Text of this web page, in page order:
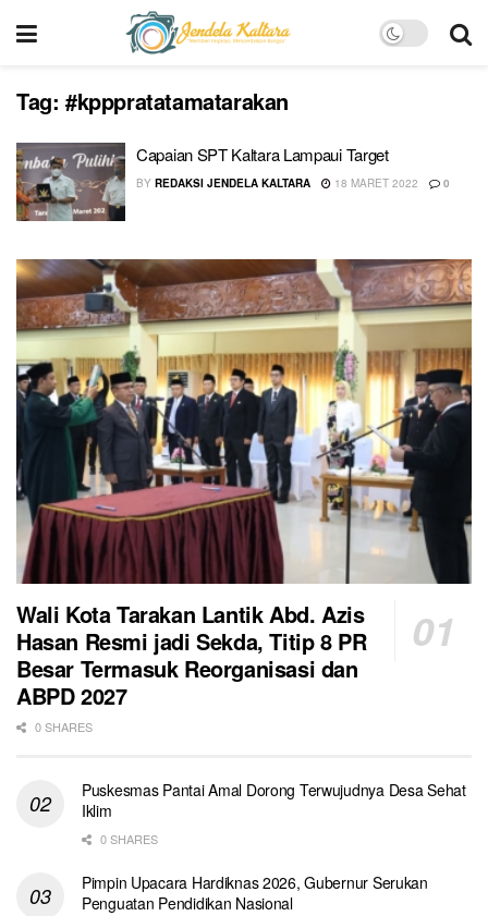
Tag: #kpppratatamatarakan
Capaian SPT Kaltara Lampaui Target
BY REDAKSI JENDELA KALTARA 18 MARET 2022 0
Wali Kota Tarakan Lantik Abd. Azis
Hasan Resmi jadi Sekda, Titip 8 PR
Besar Termasuk Reorganisasi dan
ABPD 2027
0 SHARES
Puskesmas Pantai Amal Dorong Terwujudnya Desa Sehat
Iklim
0 SHARES
Pimpin Upacara Hardiknas 2026, Gubernur Serukan
Penguatan Pendidikan Nasional